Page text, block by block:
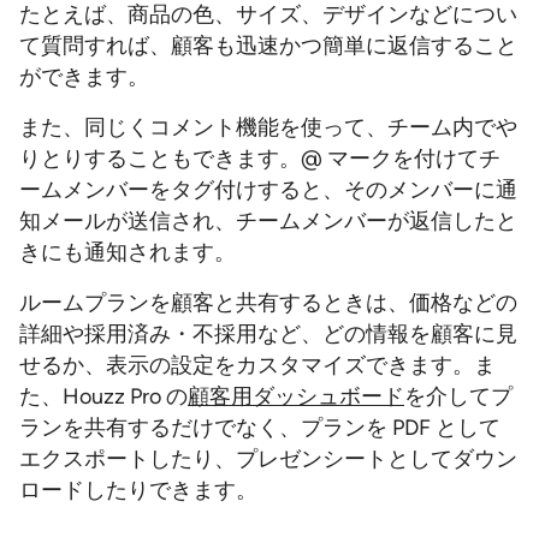
たとえば、商品の色、サイズ、デザインなどについ
て質問すれば、顧客も迅速かつ簡単に返信すること
ができます。
また、同じくコメント機能を使って、チーム内でや
りとりすることもできます。@ マークを付けてチ
ームメンバーをタグ付けすると、そのメンバーに通
知メールが送信され、チームメンバーが返信したと
きにも通知されます。
ルームプランを顧客と共有するときは、価格などの
詳細や採用済み・不採用など、どの情報を顧客に見
せるか、表示の設定をカスタマイズできます。ま
た、Houzz Pro の顧客用ダッシュボードを介してプ
ランを共有するだけでなく、プランを PDF として
エクスポートしたり、プレゼンシートとしてダウン
ロードしたりできます。